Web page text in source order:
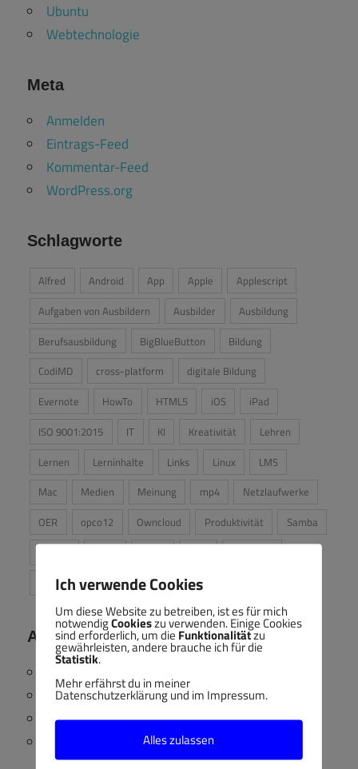
Ubuntu
Webtechnologie
Meta
Anmelden
Eintrags-Feed
Kommentar-Feed
WordPress.org
Schlagworte
Alfred Android App Apple
Applescript
Aufgaben von Ausbildern
Ausbilder
Ausbildung
Berufsausbildung
BigBlueButton
Bildung
CodiMD
cross-platform
digitale Bildung
Evernote
HowTo HTML5 iOS
iPad
ISO 9001:2015
IT KI Kreativität
Lehren
Lernen
Lerninhalte Links Linux
LMS
Mac
Medien Meinung mp4
Netzlaufwerke
OER
opco12 Owncloud Produktivität
Samba
Workflows
Anmelden
Eintrags-Feed
Kommentar-Feed
Ich verwende Cookies
Um diese Website zu betreiben, ist es für mich
notwendigCookieszu verwenden. Einige Cookies
sind erforderlich, um dieFunktionalitätzu
gewährleisten, andere brauche ich für die
Statistik.
Mehr erfährst du in meiner
Datenschutzerklärung und im Impressum.
Alles zulassen